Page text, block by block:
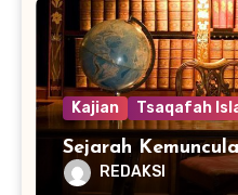
Kajian Tsaqafah
Sejarah
REDAKSI